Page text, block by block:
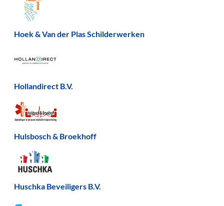
Hoek & Van der Plas Schilderwerken
Hollandirect B.V.
Hulsbosch & Broekhoff
Huschka Beveiligers B.V.